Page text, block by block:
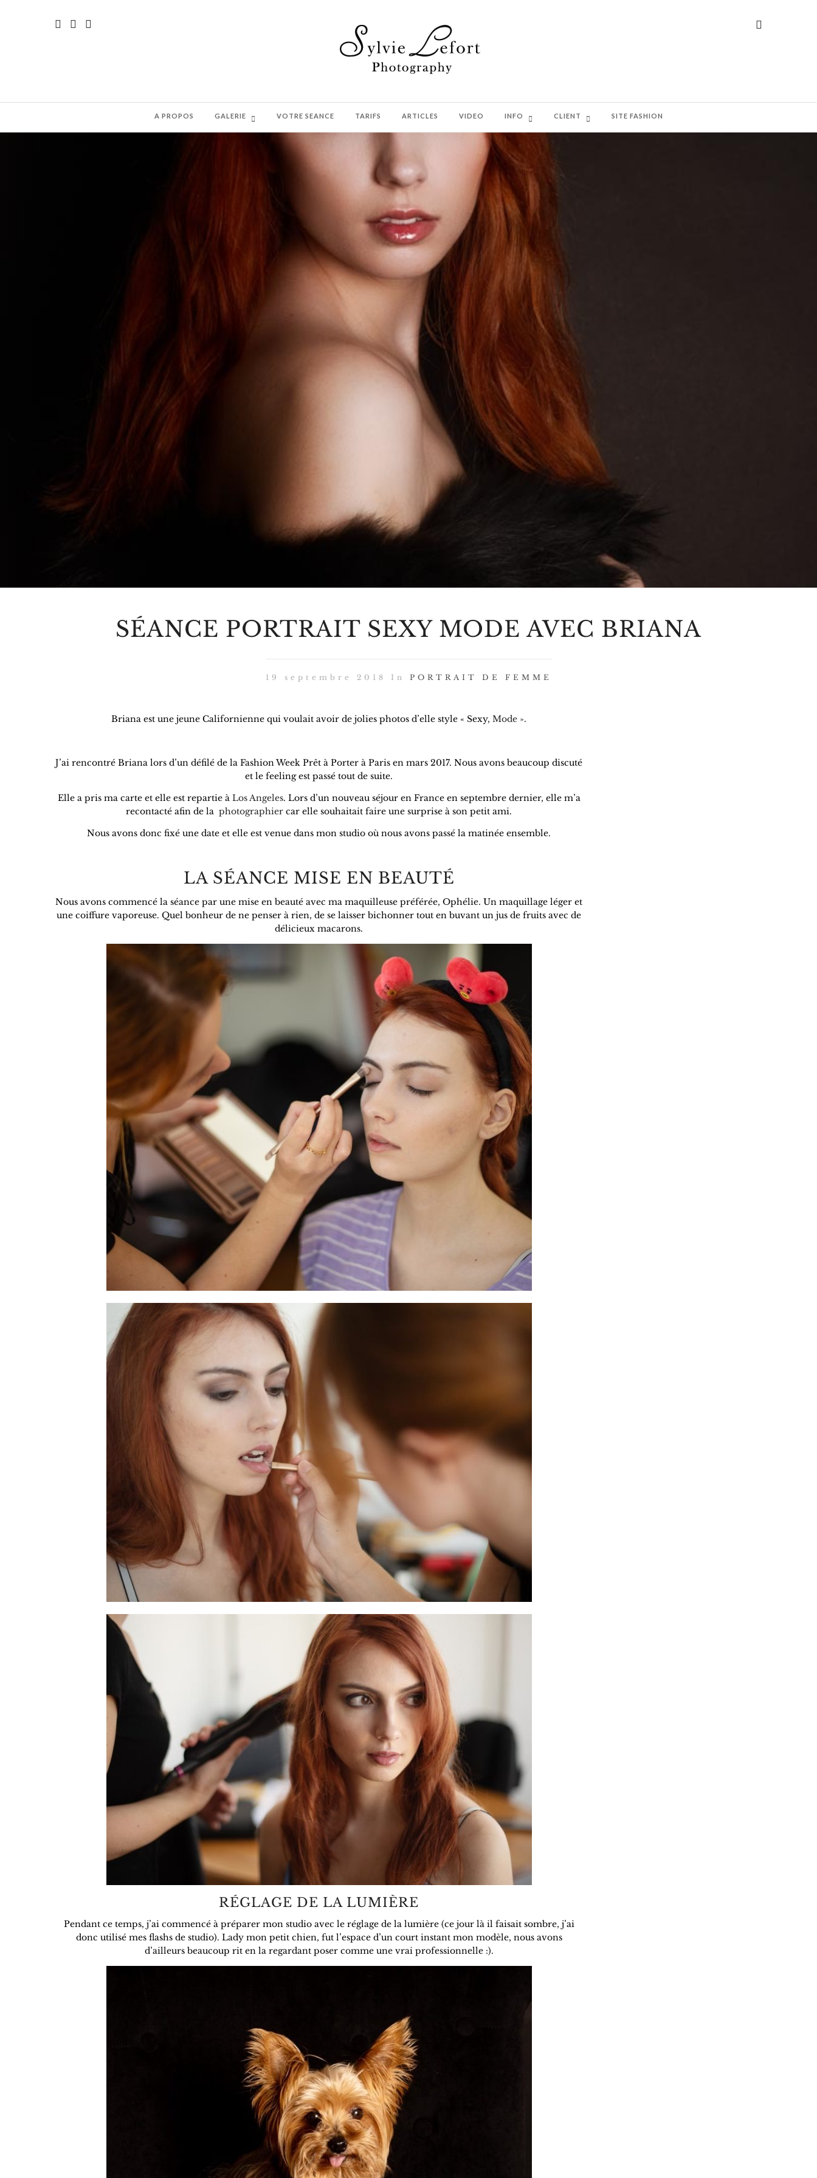
A PROPOS GALERIE VOTRE SEANCE TARIFS ARTICLES VIDEO INFO CLIENT SITE FASHION
SÉANCE PORTRAIT SEXY MODE AVEC BRIANA
19 septembre 2018 In PORTRAIT DE FEMME
Briana est une jeune Californienne qui voulait avoir de jolies photos d’elle style « Sexy,Mode ».
J’ai rencontré Briana lors d’un défilé de la Fashion Week Prêt à Porter à Paris en mars 2017. Nous avons beaucoup discuté
et le feeling est passé tout de suite.
Elle a pris ma carte et elle est repartie à Los Angeles. Lors d’un nouveau séjour en France en septembre dernier, elle m’a
recontacté afin de laphotographier car elle souhaitait faire une surprise à son petit ami.
Nous avons donc fixé une date et elle est venue dans mon studio où nous avons passé la matinée ensemble.
LA SÉANCE MISE EN BEAUTÉ
Nous avons commencé la séance par une mise en beauté avec ma maquilleuse préférée, Ophélie. Un maquillage léger et
une coiffure vaporeuse. Quel bonheur de ne penser à rien, de se laisser bichonner tout en buvant un jus de fruits avec de
délicieux macarons.
RÉGLAGE DE LA LUMIÈRE
Pendant ce temps, j’ai commencé à préparer mon studio avec le réglage de la lumière (ce jour là il faisait sombre, j’ai
donc utilisé mes flashs de studio). Lady mon petit chien, fut l’espace d’un court instant mon modèle, nous avons
d’ailleurs beaucoup rit en la regardant poser comme une vrai professionnelle :).